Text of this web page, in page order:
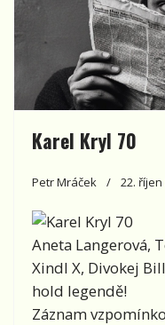
Karel Kryl 70
Petr Mráček 22. říjen
Aneta Langerová,
Xindl X, Divokej
hold legendě!
Záznam